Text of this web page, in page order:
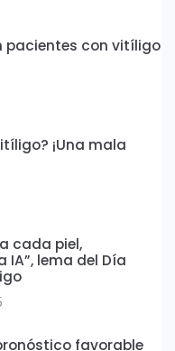
pacientes con vitíligo
¡Una mala
cada piel,
lema del Día
favorable